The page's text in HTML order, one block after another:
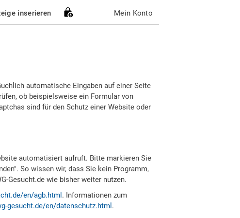
inserieren Mein Konto
automatische Eingaben auf einer Seite
ob beispielsweise ein Formular von
sind für den Schutz einer Website oder
automatisiert aufruft. Bitte markieren Sie
So wissen wir, dass Sie kein Programm,
Gesucht.de wie bisher weiter nutzen.
en/agb.html . Informationen zum
gesucht.de/en/datenschutz.html .